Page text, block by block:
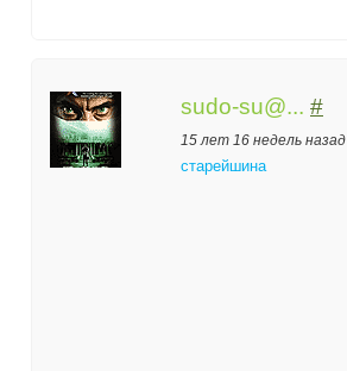
sudo-su@... #
15 лет 16 недель назад
старейшина